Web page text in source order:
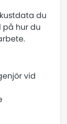
du
på hur du
vid